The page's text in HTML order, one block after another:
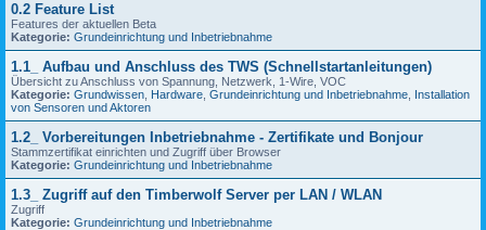
0.2 Feature List
Features der aktuellen Beta
Kategorie: Grundeinrichtung und Inbetriebnahme
1.1_ Aufbau und Anschluss des TWS (Schnellstartanleitungen)
Übersicht zu Anschluss von Spannung, Netzwerk, 1-Wire, VOC
Kategorie: Grundwissen Hardware Grundeinrichtung und Inbetriebnahme Installation
von Sensoren und Aktoren
1.2_ Vorbereitungen Inbetriebnahme - Zertifikate und Bonjour
Stammzertifikat einrichten und Zugriff über Browser
Kategorie: Grundeinrichtung und Inbetriebnahme
1.3_ Zugriff auf den Timberwolf Server per LAN / WLAN
Zugriff
Kategorie: Grundeinrichtung und Inbetriebnahme